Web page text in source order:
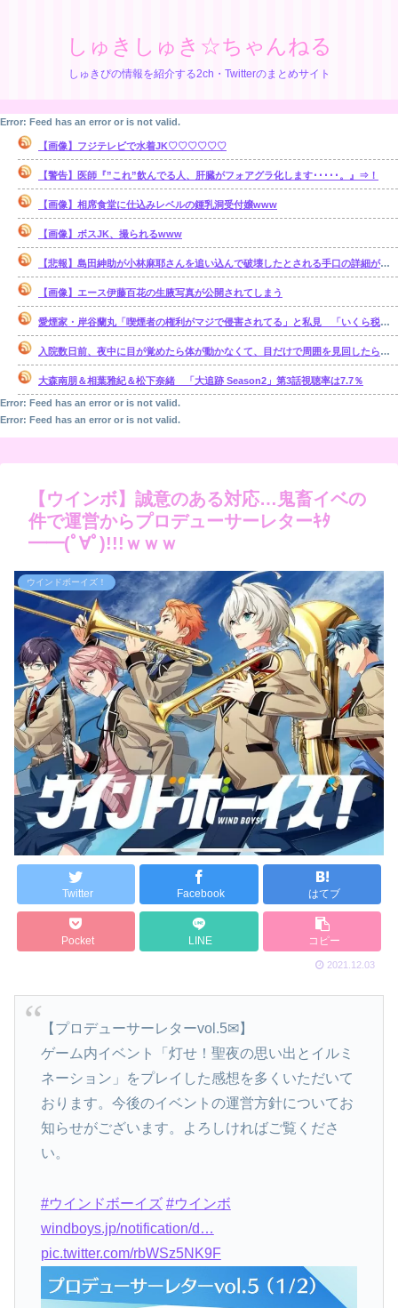
しゅきしゅき☆ちゃんねる
しゅきぴの情報を紹介する2ch・Twitterのまとめサイト
Error: Feed has an error or is not valid.
【画像】フジテレビで水着JK♡♡♡♡♡♡
【警告】医師『”これ”飲んでる人、肝臓がフォアグラ化します･････。』⇒！
【画像】相席食堂に仕込みレベルの鍾乳洞受付嬢www
【画像】ボスJK、撮られるwww
【悲報】島田紳助が小林麻耶さんを追い込んで破壊したとされる手口の詳細が明らかに･･････！！
【画像】エース伊藤百花の生腋写真が公開されてしまう
愛煙家・岸谷蘭丸「喫煙者の権利がマジで侵害されてる」と私見 「いくら税金…
入院数日前、夜中に目が覚めたら体が動かなくて、目だけで周囲を見回したら、腹部の 辺りをじっと見る「青く光る骨格標本」が居た【再】
大森南朋＆相葉雅紀＆松下奈緒 「大追跡 Season2」第3話視聴率は7.7％
Error: Feed has an error or is not valid.
Error: Feed has an error or is not valid.
【ウインボ】誠意のある対応…鬼畜イベの
件で運営からプロデューサーレターｷﾀ
━━(ﾟ∀ﾟ)!!!ｗｗｗ
ウインドボーイズ！
Twitter Facebook はてブ
Pocket LINE コピー
2021.12.03
【プロデューサーレターvol.5✉】
ゲーム内イベント「灯せ！聖夜の思い出とイルミ
ネーション」をプレイした感想を多くいただいて
おります。今後のイベントの運営方針についてお
知らせがございます。よろしければご覧くださ
い。
#ウインドボーイズ #ウインボ
windboys.jp/notification/d…
pic.twitter.com/rbWSz5NK9F